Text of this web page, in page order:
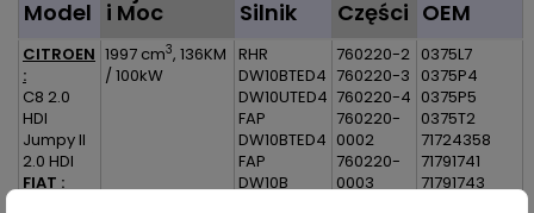
Model i Moc Silnik Części OEM
CITROEN
:
C8 2.0
HDI
Jumpy II
2.0 HDI
FIAT :
1997 cm3, 136KM
/ 100kW
RHR
DW10BTED4
DW10UTED4
FAP
DW10BTED4
FAP
DW10B
760220-2
760220-3
760220-4
760220-
0002
760220-
0003
0375L7
0375P4
0375P5
0375T2
71724358
71791741
71791743